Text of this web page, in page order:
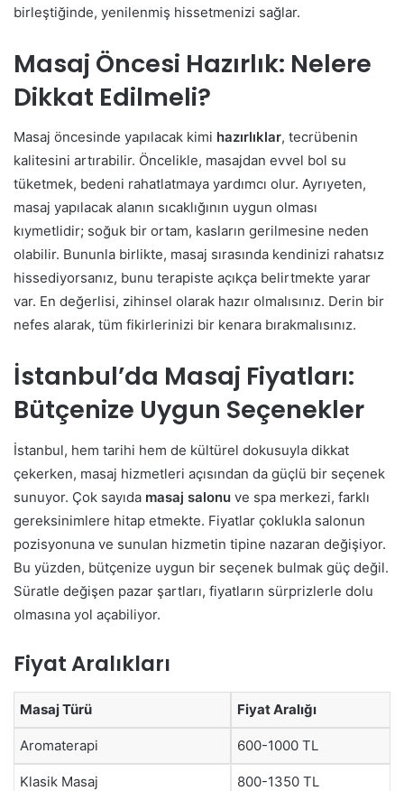
birleştiğinde, yenilenmiş hissetmenizi sağlar.
Masaj Öncesi Hazırlık: Nelere
Dikkat Edilmeli?
Masaj öncesinde yapılacak kimi hazırlıklar, tecrübenin
kalitesini artırabilir. Öncelikle, masajdan evvel bol su
tüketmek, bedeni rahatlatmaya yardımcı olur. Ayrıyeten,
masaj yapılacak alanın sıcaklığının uygun olması
kıymetlidir; soğuk bir ortam, kasların gerilmesine neden
olabilir. Bununla birlikte, masaj sırasında kendinizi rahatsız
hissediyorsanız, bunu terapiste açıkça belirtmekte yarar
var. En değerlisi, zihinsel olarak hazır olmalısınız. Derin bir
nefes alarak, tüm fikirlerinizi bir kenara bırakmalısınız.
İstanbul’da Masaj Fiyatları:
Bütçenize Uygun Seçenekler
İstanbul, hem tarihi hem de kültürel dokusuyla dikkat
çekerken, masaj hizmetleri açısından da güçlü bir seçenek
sunuyor. Çok sayıda masaj salonu ve spa merkezi, farklı
gereksinimlere hitap etmekte. Fiyatlar çoklukla salonun
pozisyonuna ve sunulan hizmetin tipine nazaran değişiyor.
Bu yüzden, bütçenize uygun bir seçenek bulmak güç değil.
Süratle değişen pazar şartları, fiyatların sürprizlerle dolu
olmasına yol açabiliyor.
Fiyat Aralıkları
Masaj Türü Fiyat Aralığı
Aromaterapi 600-1000 TL
Klasik Masaj 800-1350 TL